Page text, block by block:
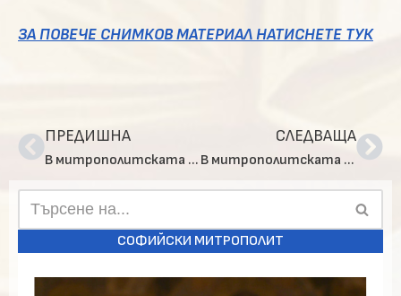
ЗА ПОВЕЧЕ СНИМКОВ МАТЕРИАЛ НАТИСНЕТЕ ТУК
ПРЕДИШНА
В митрополитската катедрала „Св. Неделя“ съборно бе отслужено Опело Христово
СЛЕДВАЩА
В митрополитската катедрала „Св. Неделя“ се отслужиха Царски часове и вечерня с изнасяне на Христовата плащаница
СОФИЙСКИ МИТРОПОЛИТ